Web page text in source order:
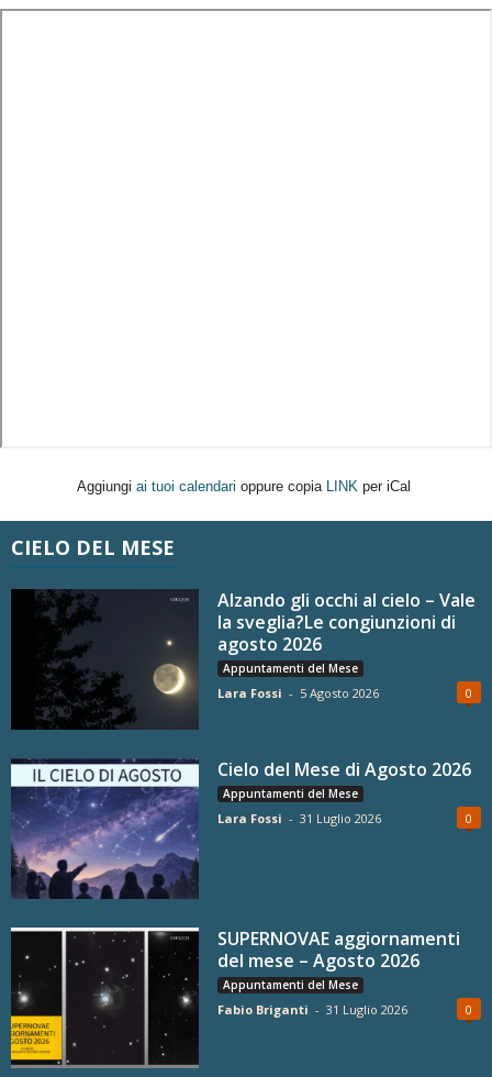
Aggiungi ai tuoi calendari oppure copia LINK per iCal
CIELO DEL MESE
Alzando gli occhi al cielo – Vale
la sveglia?Le congiunzioni di
agosto 2026
Appuntamenti del Mese
Lara Fossi - 5 Agosto 2026 0
Cielo del Mese di Agosto 2026
Appuntamenti del Mese
Lara Fossi - 31 Luglio 2026 0
SUPERNOVAE aggiornamenti
del mese – Agosto 2026
Appuntamenti del Mese
Fabio Briganti - 31 Luglio 2026 0